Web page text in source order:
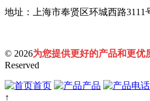
地址：上海市奉贤区环城西路
© 2026为您提供更好的产品和更优
Reserved
首页 产品 电
↑